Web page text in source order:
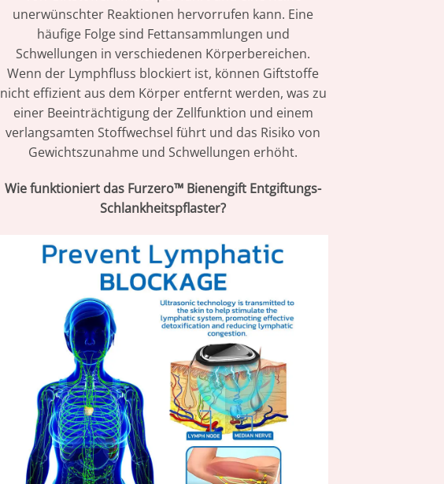
unerwünschter Reaktionen hervorrufen kann. Eine
häufige Folge sind Fettansammlungen und
Schwellungen in verschiedenen Körperbereichen.
Wenn der Lymphfluss blockiert ist, können Giftstoffe
nicht effizient aus dem Körper entfernt werden, was zu
einer Beeinträchtigung der Zellfunktion und einem
verlangsamten Stoffwechsel führt und das Risiko von
Gewichtszunahme und Schwellungen erhöht.
Wie funktioniert das Furzero™ Bienengift Entgiftungs-
Schlankheitspflaster?